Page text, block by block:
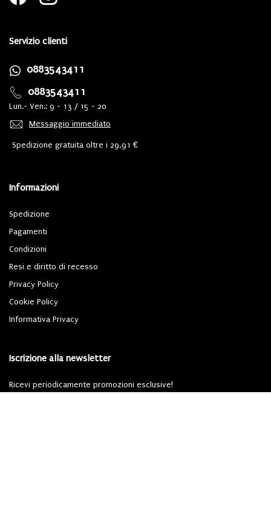
Servizio clienti
0883543411
0883543411
Lun.- Ven.: 9 - 13 / 15 - 20
Messaggio immediato
Spedizione gratuita oltre i 29,91 €
Informazioni
Spedizione
Pagamenti
Condizioni
Resi e diritto di recesso
Privacy Policy
Cookie Policy
Informativa Privacy
Iscrizione alla newsletter
Ricevi periodicamente promozioni esclusive!